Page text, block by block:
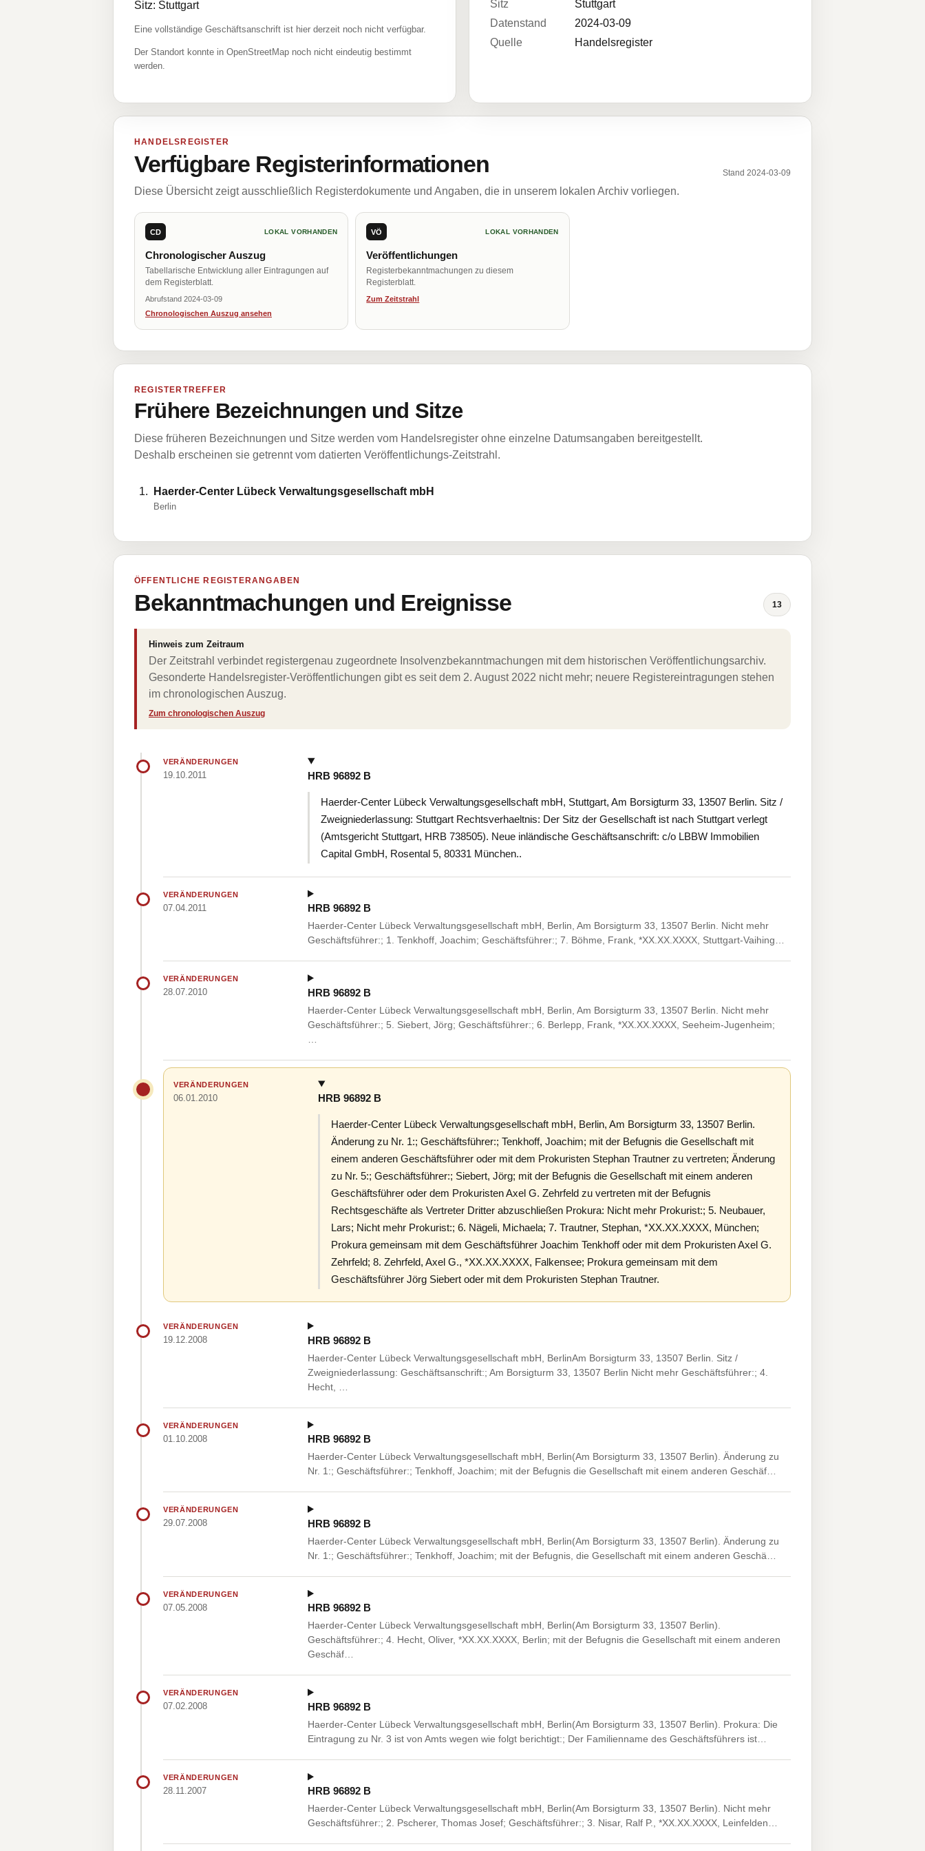
Sitz: Stuttgart
Eine vollständige Geschäftsanschrift ist hier derzeit noch nicht verfügbar.
Der Standort konnte in OpenStreetMap noch nicht eindeutig bestimmt
werden.
Sitz
Stuttgart
Datenstand
2024-03-09
Quelle
Handelsregister
HANDELSREGISTER
Verfügbare Registerinformationen Stand 2024-03-09
Diese Übersicht zeigt ausschließlich Registerdokumente und Angaben, die in unserem lokalen Archiv vorliegen.
CD LOKAL VORHANDEN
Chronologischer Auszug
Tabellarische Entwicklung aller Eintragungen auf
dem Registerblatt.
Abrufstand 2024-03-09
Chronologischen Auszug ansehen
VÖ LOKAL VORHANDEN
Veröffentlichungen
Registerbekanntmachungen zu diesem
Registerblatt.
Zum Zeitstrahl
REGISTERTREFFER
Frühere Bezeichnungen und Sitze
Diese früheren Bezeichnungen und Sitze werden vom Handelsregister ohne einzelne Datumsangaben bereitgestellt.
Deshalb erscheinen sie getrennt vom datierten Veröffentlichungs-Zeitstrahl.
Haerder-Center Lübeck Verwaltungsgesellschaft mbH
Berlin
ÖFFENTLICHE REGISTERANGABEN
Bekanntmachungen und Ereignisse 13
Hinweis zum Zeitraum
Der Zeitstrahl verbindet registergenau zugeordnete Insolvenzbekanntmachungen mit dem historischen Veröffentlichungsarchiv.
Gesonderte Handelsregister-Veröffentlichungen gibt es seit dem 2. August 2022 nicht mehr; neuere Registereintragungen stehen
im chronologischen Auszug.
Zum chronologischen Auszug
VERÄNDERUNGEN
19.10.2011 HRB 96892 B
Haerder-Center Lübeck Verwaltungsgesellschaft mbH, Stuttgart, Am Borsigturm 33, 13507 Berlin. Sitz /
Zweigniederlassung: Stuttgart Rechtsverhaeltnis: Der Sitz der Gesellschaft ist nach Stuttgart verlegt
(Amtsgericht Stuttgart, HRB 738505). Neue inländische Geschäftsanschrift: c/o LBBW Immobilien
Capital GmbH, Rosental 5, 80331 München..
VERÄNDERUNGEN
07.04.2011 HRB 96892 B
Haerder-Center Lübeck Verwaltungsgesellschaft mbH, Berlin, Am Borsigturm 33, 13507 Berlin. Nicht mehr
Geschäftsführer:; 1. Tenkhoff, Joachim; Geschäftsführer:; 7. Böhme, Frank, *XX.XX.XXXX, Stuttgart-Vaihing…
VERÄNDERUNGEN
28.07.2010 HRB 96892 B
Haerder-Center Lübeck Verwaltungsgesellschaft mbH, Berlin, Am Borsigturm 33, 13507 Berlin. Nicht mehr
Geschäftsführer:; 5. Siebert, Jörg; Geschäftsführer:; 6. Berlepp, Frank, *XX.XX.XXXX, Seeheim-Jugenheim;
VERÄNDERUNGEN
06.01.2010 HRB 96892 B
Haerder-Center Lübeck Verwaltungsgesellschaft mbH, Berlin, Am Borsigturm 33, 13507 Berlin.
Änderung zu Nr. 1:; Geschäftsführer:; Tenkhoff, Joachim; mit der Befugnis die Gesellschaft mit
einem anderen Geschäftsführer oder mit dem Prokuristen Stephan Trautner zu vertreten; Änderung
zu Nr. 5:; Geschäftsführer:; Siebert, Jörg; mit der Befugnis die Gesellschaft mit einem anderen
Geschäftsführer oder dem Prokuristen Axel G. Zehrfeld zu vertreten mit der Befugnis
Rechtsgeschäfte als Vertreter Dritter abzuschließen Prokura: Nicht mehr Prokurist:; 5. Neubauer,
Lars; Nicht mehr Prokurist:; 6. Nägeli, Michaela; 7. Trautner, Stephan, *XX.XX.XXXX, München;
Prokura gemeinsam mit dem Geschäftsführer Joachim Tenkhoff oder mit dem Prokuristen Axel G.
Zehrfeld; 8. Zehrfeld, Axel G., *XX.XX.XXXX, Falkensee; Prokura gemeinsam mit dem
Geschäftsführer Jörg Siebert oder mit dem Prokuristen Stephan Trautner.
VERÄNDERUNGEN
19.12.2008 HRB 96892 B
Haerder-Center Lübeck Verwaltungsgesellschaft mbH, BerlinAm Borsigturm 33, 13507 Berlin. Sitz /
Zweigniederlassung: Geschäftsanschrift:; Am Borsigturm 33, 13507 Berlin Nicht mehr Geschäftsführer:; 4.
Hecht, …
VERÄNDERUNGEN
01.10.2008 HRB 96892 B
Haerder-Center Lübeck Verwaltungsgesellschaft mbH, Berlin(Am Borsigturm 33, 13507 Berlin). Änderung zu
Nr. 1:; Geschäftsführer:; Tenkhoff, Joachim; mit der Befugnis die Gesellschaft mit einem anderen Geschäf…
VERÄNDERUNGEN
29.07.2008 HRB 96892 B
Haerder-Center Lübeck Verwaltungsgesellschaft mbH, Berlin(Am Borsigturm 33, 13507 Berlin). Änderung zu
Nr. 1:; Geschäftsführer:; Tenkhoff, Joachim; mit der Befugnis, die Gesellschaft mit einem anderen Geschä…
VERÄNDERUNGEN
07.05.2008 HRB 96892 B
Haerder-Center Lübeck Verwaltungsgesellschaft mbH, Berlin(Am Borsigturm 33, 13507 Berlin).
Geschäftsführer:; 4. Hecht, Oliver, *XX.XX.XXXX, Berlin; mit der Befugnis die Gesellschaft mit einem anderen
Geschäf…
VERÄNDERUNGEN
07.02.2008 HRB 96892 B
Haerder-Center Lübeck Verwaltungsgesellschaft mbH, Berlin(Am Borsigturm 33, 13507 Berlin). Prokura: Die
Eintragung zu Nr. 3 ist von Amts wegen wie folgt berichtigt:; Der Familienname des Geschäftsführers ist…
VERÄNDERUNGEN
28.11.2007 HRB 96892 B
Haerder-Center Lübeck Verwaltungsgesellschaft mbH, Berlin(Am Borsigturm 33, 13507 Berlin). Nicht mehr
Geschäftsführer:; 2. Pscherer, Thomas Josef; Geschäftsführer:; 3. Nisar, Ralf P., *XX.XX.XXXX, Leinfelden…